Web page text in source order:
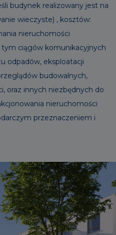
budynek realizowany jest na
wieczyste) , kosztów:
nieruchomości
ciągów komunikacyjnych
odpadów, eksploatacji
budowalnych,
oraz innych niezbędnych do
nieruchomości
przeznaczeniem i